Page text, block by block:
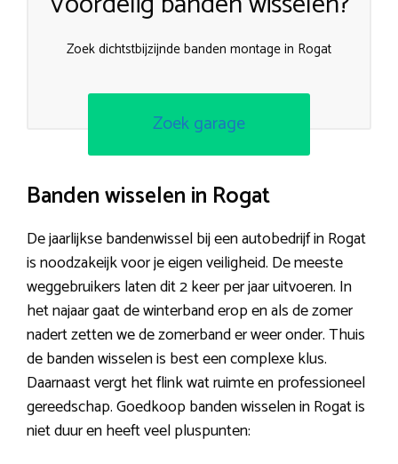
Zoek dichtstbijzijnde banden montage in Rogat
Zoek garage
Banden wisselen in Rogat
De jaarlijkse bandenwissel bij een autobedrijf in Rogat
is noodzakeijk voor je eigen veiligheid. De meeste
weggebruikers laten dit 2 keer per jaar uitvoeren. In
het najaar gaat de winterband erop en als de zomer
nadert zetten we de zomerband er weer onder. Thuis
de banden wisselen is best een complexe klus.
Daarnaast vergt het flink wat ruimte en professioneel
gereedschap. Goedkoop banden wisselen in Rogat is
niet duur en heeft veel pluspunten: